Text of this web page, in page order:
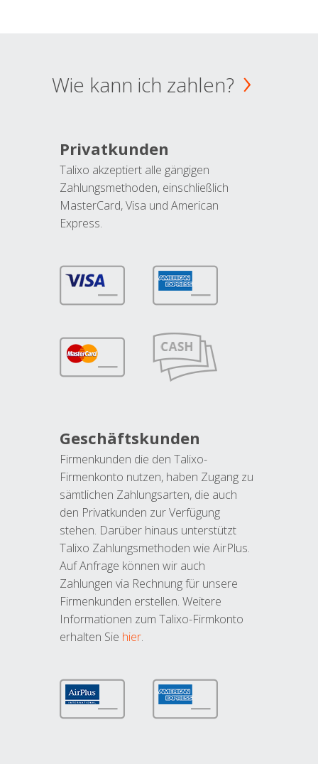
Wie kann ich zahlen?
Privatkunden
Talixo akzeptiert alle gängigen
Zahlungsmethoden, einschließlich
MasterCard, Visa und American
Express.
Geschäftskunden
Firmenkunden die den Talixo-
Firmenkonto nutzen, haben Zugang zu
sämtlichen Zahlungsarten, die auch
den Privatkunden zur Verfügung
stehen. Darüber hinaus unterstützt
Talixo Zahlungsmethoden wie AirPlus.
Auf Anfrage können wir auch
Zahlungen via Rechnung für unsere
Firmenkunden erstellen. Weitere
Informationen zum Talixo-Firmkonto
erhalten Sie hier.